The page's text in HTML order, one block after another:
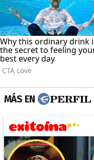
MÁS EN